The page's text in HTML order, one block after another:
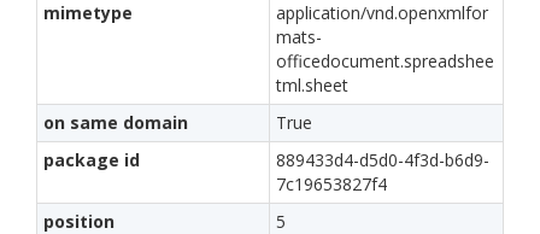
mimetype
application/vnd.openxmlfor
mats-
officedocument.spreadshee
tml.sheet
on same domain
True
package id
889433d4-d5d0-4f3d-b6d9-
7c19653827f4
position
5